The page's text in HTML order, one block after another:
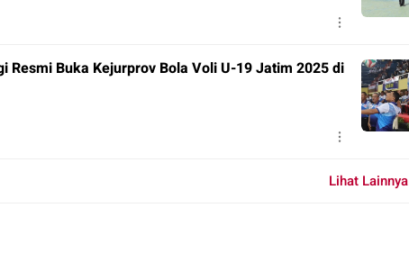
Resmi Buka Kejurprov Bola Voli U-19 Jatim 2025 di
Lihat Lainnya